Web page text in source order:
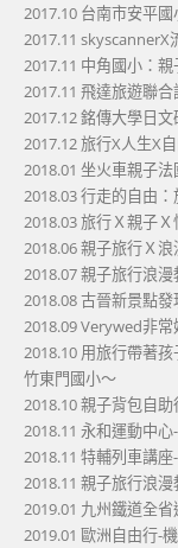
2017.10 台南市安平
2017.11
2017.11 中角國小：
2017.11 飛達旅遊聯
2017.12 銘傳大學日
2017.12 旅行X人生X
2018.01 坐火車親子
2018.03 行走的自由
2018.03 旅行Ｘ親子
2018.06 親子旅行Ｘ
2018.07 親子旅行浪
2018.08 古晉新景點
2018.09 Verywed非
2018.10 用旅行帶著
竹東門國小～
2018.10 親子背包自
2018.11 永和運動中
2018.11 特輔列車講
2018.11 親子旅行浪
2019.01 九州鐵道全
2019.01 歐洲自由行-